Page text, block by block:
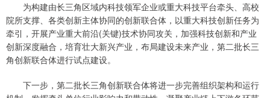
为构建由长三角区域内科技领军企业或重大科技平台牵头、高校
院所支撑、各类创新主体协同的创新联合体，以重大科技创新任务为
牵引，开展产业重大前沿(关键)技术协同攻关，加强科技创新和产业
创新深度融合，培育壮大新兴产业，布局建设未来产业，第二批长三
角创新联合体进行试点建设。
下一步，第二批长三角创新联合体将进一步完善组织架构和运行